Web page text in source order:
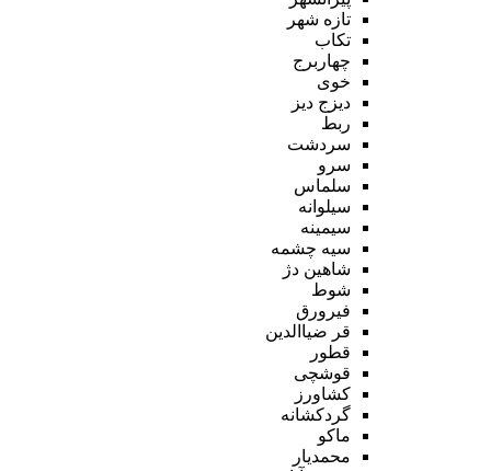
تازه شهر
تکاب
چهاربرج
خوی
دیزج دیز
ربط
سردشت
سرو
سلماس
سیلوانه
سیمینه
سیه چشمه
شاهین دژ
شوط
فیرورق
قر ضیاالدین
قطور
قوشچی
کشاورز
گردکشانه
ماکو
محمدیار